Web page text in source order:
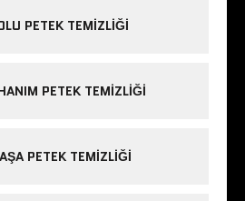
PETEK TEMIZLIĞI
PETEK TEMIZLIĞI
PETEK TEMIZLIĞI